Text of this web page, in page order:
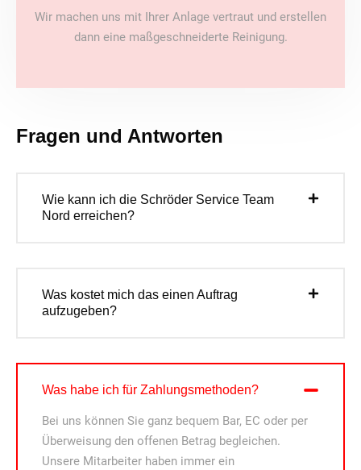
Wir machen uns mit Ihrer Anlage vertraut und erstellen
dann eine maßgeschneiderte Reinigung.
Fragen und Antworten
Wie kann ich die Schröder Service Team
Nord erreichen?
Was kostet mich das einen Auftrag
aufzugeben?
Was habe ich für Zahlungsmethoden?
Bei uns können Sie ganz bequem Bar, EC oder per
Überweisung den offenen Betrag begleichen.
Unsere Mitarbeiter haben immer ein